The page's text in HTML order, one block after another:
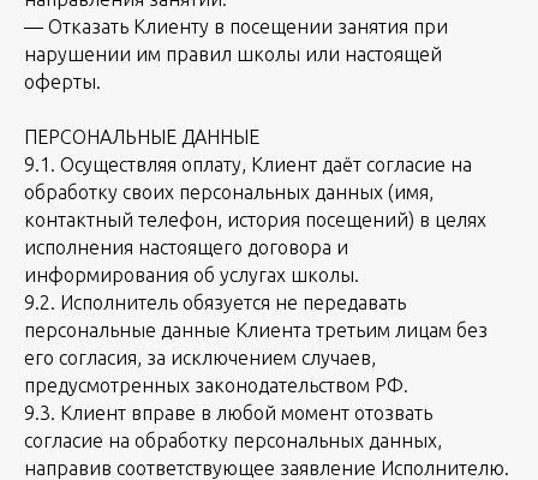
— Отказать Клиенту в посещении занятия при
нарушении им правил школы или настоящей
оферты.
ПЕРСОНАЛЬНЫЕ ДАННЫЕ
9.1. Осуществляя оплату, Клиент даёт согласие на
обработку своих персональных данных (имя,
контактный телефон, история посещений) в целях
исполнения настоящего договора и
информирования об услугах школы.
9.2. Исполнитель обязуется не передавать
персональные данные Клиента третьим лицам без
его согласия, за исключением случаев,
предусмотренных законодательством РФ.
9.3. Клиент вправе в любой момент отозвать
согласие на обработку персональных данных,
направив соответствующее заявление Исполнителю.